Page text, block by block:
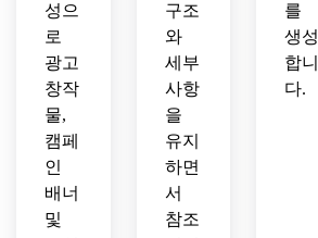
성으
로
광고
창작
물,
캠페
인
배너
및
구조
와
세부
사항
을
유지
하면
서
참조
를
생성
합니
다.